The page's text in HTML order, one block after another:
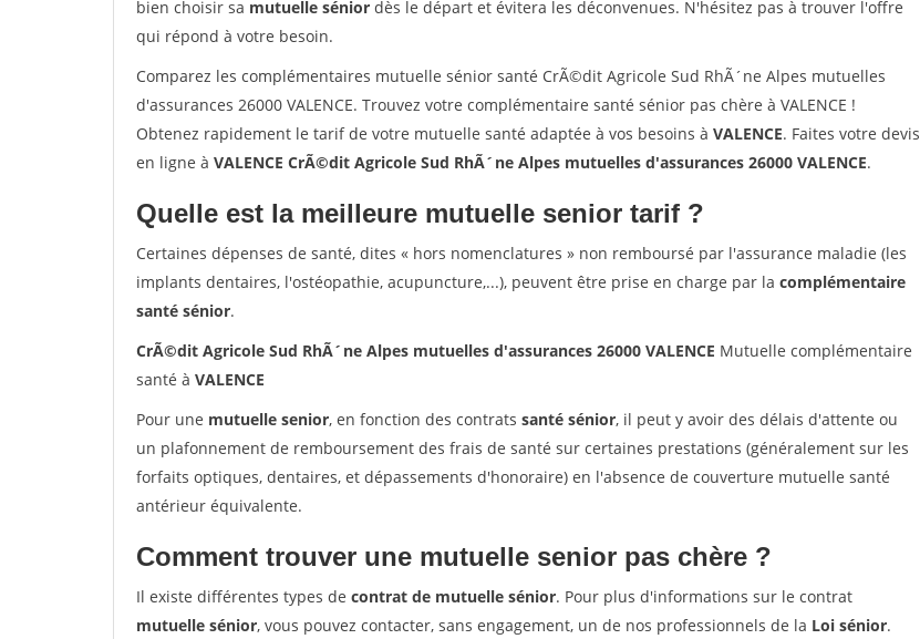
bien choisir sa mutuelle sénior dès le départ et évitera les déconvenues. N'hésitez pas à trouver l'offre
qui répond à votre besoin.
Comparez les complémentaires mutuelle sénior santé CrÃ©dit Agricole Sud RhÃ´ne Alpes mutuelles
d'assurances 26000 VALENCE. Trouvez votre complémentaire santé sénior pas chère à VALENCE !
Obtenez rapidement le tarif de votre mutuelle santé adaptée à vos besoins à VALENCE. Faites votre devis
en ligne à VALENCE CrÃ©dit Agricole Sud RhÃ´ne Alpes mutuelles d'assurances 26000 VALENCE.
Quelle est la meilleure mutuelle senior tarif ?
Certaines dépenses de santé, dites « hors nomenclatures » non remboursé par l'assurance maladie (les
implants dentaires, l'ostéopathie, acupuncture,...), peuvent être prise en charge par la complémentaire
santé sénior.
CrÃ©dit Agricole Sud RhÃ´ne Alpes mutuelles d'assurances 26000 VALENCE Mutuelle complémentaire
santé à VALENCE
Pour une mutuelle senior, en fonction des contrats santé sénior, il peut y avoir des délais d'attente ou
un plafonnement de remboursement des frais de santé sur certaines prestations (généralement sur les
forfaits optiques, dentaires, et dépassements d'honoraire) en l'absence de couverture mutuelle santé
antérieur équivalente.
Comment trouver une mutuelle senior pas chère ?
Il existe différentes types de contrat de mutuelle sénior. Pour plus d'informations sur le contrat
mutuelle sénior, vous pouvez contacter, sans engagement, un de nos professionnels de la Loi sénior.